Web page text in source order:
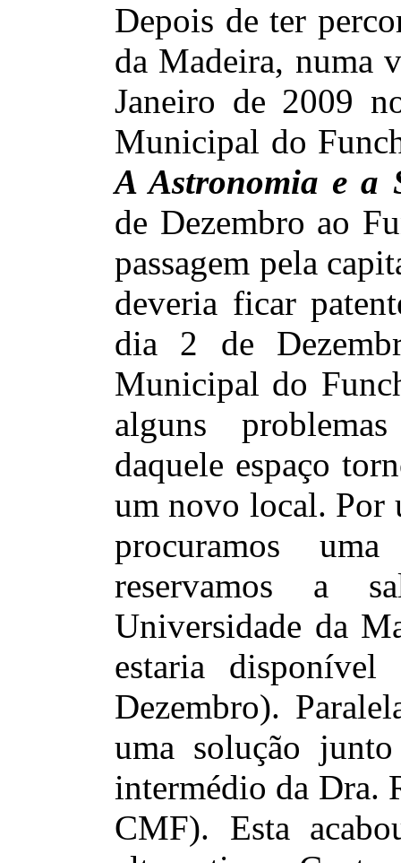
Depois de ter
da Madeira, numa
Janeiro de 2009
Municipal do
A Astronomia e a
de Dezembro ao
passagem pela
deveria ficar
dia 2 de
Municipal do
alguns
daquele espaço
um novo local. Por
procuramos
reservamos a
Universidade da
estaria
Dezembro).
uma solução
intermédio da Dra.
CMF). Esta